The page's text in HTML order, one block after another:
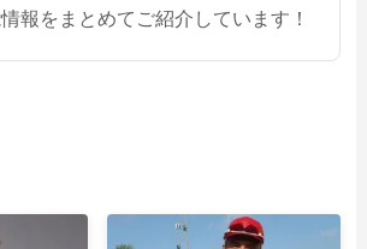
報をまとめてご紹介しています！